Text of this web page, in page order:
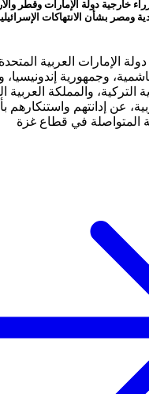
خارجية دولة الإمارات وقطر
ومصر بشأن الانتهاكات
الإمارات العربية
وجمهورية
التركية، والمملكة العربية
عن إدانتهم واستنكارهم
المتواصلة في قطاع غزة